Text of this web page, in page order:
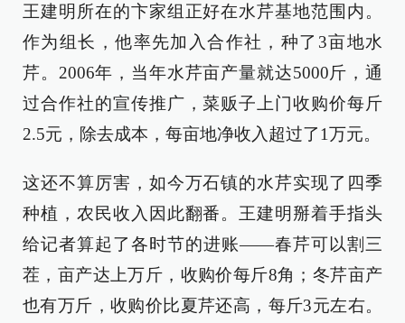
王建明所在的卞家组正好在水芹基地范围内。
作为组长，他率先加入合作社，种了3亩地水
芹。2006年，当年水芹亩产量就达5000斤，通
过合作社的宣传推广，菜贩子上门收购价每斤
2.5元，除去成本，每亩地净收入超过了1万元。
这还不算厉害，如今万石镇的水芹实现了四季
种植，农民收入因此翻番。王建明掰着手指头
给记者算起了各时节的进账——春芹可以割三
茬，亩产达上万斤，收购价每斤8角；冬芹亩产
也有万斤，收购价比夏芹还高，每斤3元左右。